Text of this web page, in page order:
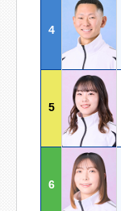
4
5
6